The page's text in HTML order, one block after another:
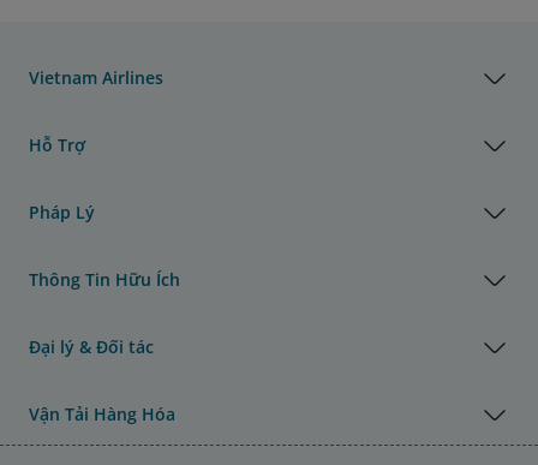
Vietnam Airlines
Hỗ Trợ
Pháp Lý
Thông Tin Hữu Ích
Đại lý & Đối tác
Vận Tải Hàng Hóa